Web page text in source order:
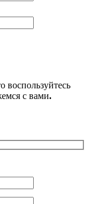
воспользуйтесь
с вами.